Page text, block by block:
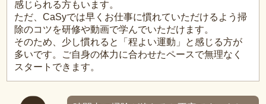
感じられる方もいます。
ただ、CaSyでは早くお仕事に慣れていただけるよう掃
除のコツを研修や動画で学んでいただけます。
そのため、少し慣れると「程よい運動」と感じる方が
多いです。ご自身の体力に合わせたペースで無理なく
スタートできます。